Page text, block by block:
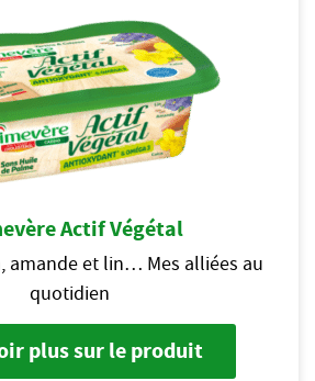
Actif Végétal
amande et lin… Mes alliées au
quotidien
plus sur le produit